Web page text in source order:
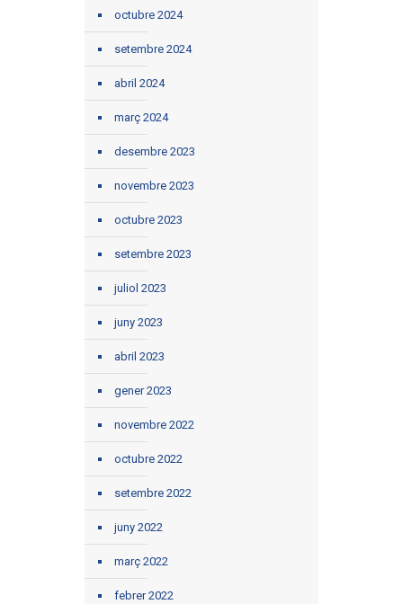
octubre 2024
setembre 2024
abril 2024
març 2024
desembre 2023
novembre 2023
octubre 2023
setembre 2023
juliol 2023
juny 2023
abril 2023
gener 2023
novembre 2022
octubre 2022
setembre 2022
juny 2022
març 2022
febrer 2022